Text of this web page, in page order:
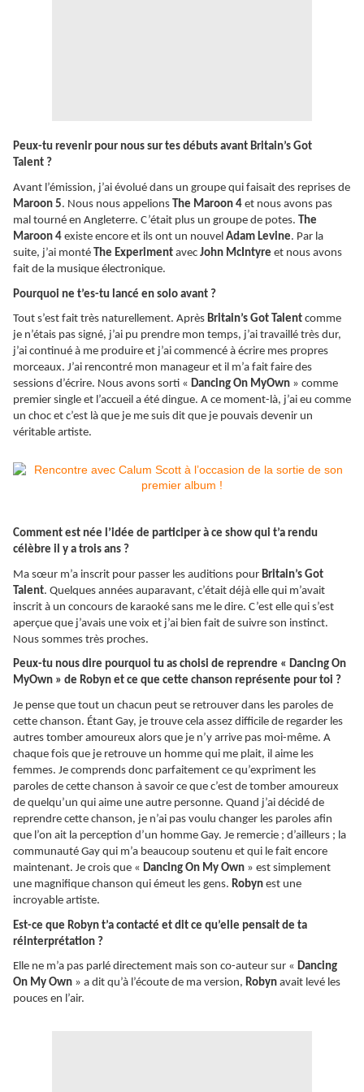
Peux-tu revenir pour nous sur tes débuts avant Britain’s Got
Talent ?
Avant l’émission, j’ai évolué dans un groupe qui faisait des reprises de
Maroon 5. Nous nous appelions The Maroon 4 et nous avons pas
mal tourné en Angleterre. C’était plus un groupe de potes.
The
Maroon 4 existe encore et ils ont un nouvel Adam Levine. Par la
suite, j’ai monté
The Experiment avec John McIntyre et nous avons
fait de la musique électronique.
Pourquoi ne t’es-tu lancé en solo avant ?
Tout s’est fait très naturellement. Après Britain’s Got Talent comme
je n’étais pas signé, j’ai pu prendre mon temps, j’ai travaillé très dur,
j’ai continué à me produire et j’ai commencé à écrire mes propres
morceaux. J’ai rencontré mon manageur et il m’a fait faire des
sessions d’écrire. Nous avons sorti « Dancing On MyOwn » comme
premier single et l’accueil a été dingue. A ce moment-là, j’ai eu comme
un choc et c’est là que je me suis dit que je pouvais devenir un
véritable artiste.
Comment est née l’idée de participer à ce show qui t’a rendu
célèbre il y a trois ans ?
Ma sœur m’a inscrit pour passer les auditions pour Britain’s Got
Talent. Quelques années auparavant, c’était déjà elle qui m’avait
inscrit à un concours de karaoké sans me le dire. C’est elle qui s’est
aperçue que j’avais une voix et j’ai bien fait de suivre son instinct.
Nous sommes très proches.
Peux-tu nous dire pourquoi tu as choisi de reprendre « Dancing On
MyOwn » de Robyn et ce que cette chanson représente pour toi ?
Je pense que tout un chacun peut se retrouver dans les paroles de
cette chanson. Étant Gay, je trouve cela assez difficile de regarder les
autres tomber amoureux alors que je n’y arrive pas moi-même. A
chaque fois que je retrouve un homme qui me plait, il aime les
femmes. Je comprends donc parfaitement ce qu’expriment les
paroles de cette chanson à savoir ce que c’est de tomber amoureux
de quelqu’un qui aime une autre personne. Quand j’ai décidé de
reprendre cette chanson, je n’ai pas voulu changer les paroles afin
que l’on ait la perception d’un homme Gay. Je remercie ; d’ailleurs ; la
communauté Gay qui m’a beaucoup soutenu et qui le fait encore
maintenant. Je crois que « Dancing On My Own » est simplement
une magnifique chanson qui émeut les gens. Robyn est une
incroyable artiste.
Est-ce que Robyn t’a contacté et dit ce qu’elle pensait de ta
réinterprétation ?
Elle ne m’a pas parlé directement mais son co-auteur sur « Dancing
On My Own » a dit qu’à l’écoute de ma version, Robyn avait levé les
pouces en l’air.